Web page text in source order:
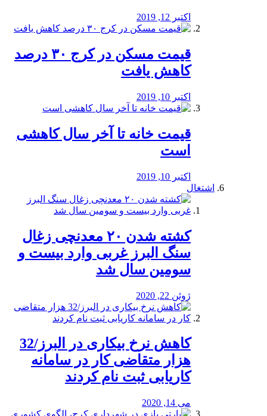
اکتبر 12, 2019
️قیمت مسکن در کرج ۳۰ درصد
کاهش یافت
اکتبر 10, 2019
قیمت خانه تا آخر سال کاهشی
است
اکتبر 10, 2019
اشتغال
کشته شدن ۲۰ معدنچی زغال
سنگ البرز غربی وارد بیست و
سومین سال شد
ژوئن 22, 2020
کاهش نرخ بیکاری در البرز/32
هزار متقاضی کار در سامانه
کاریابی ثبت نام کردند
می 14, 2020